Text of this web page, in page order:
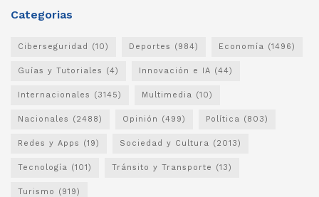
Categorias
Ciberseguridad (10) Deportes (984) Economía (1496)
Guías y Tutoriales (4) Innovación e IA (44)
Internacionales (3145) Multimedia (10)
Nacionales (2488) Opinión (499) Política (803)
Redes y Apps (19) Sociedad y Cultura (2013)
Tecnología (101) Tránsito y Transporte (13)
Turismo (919)